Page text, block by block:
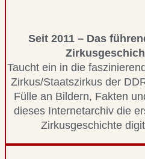
Seit 2011 – Das
Taucht ein in die
Zirkus/Staatszirkus der
Fülle an Bildern, Fakten
dieses Internetarchiv die
Zirkusgeschichte